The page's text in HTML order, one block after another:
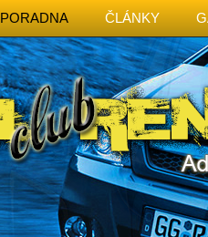
PORADNA ČLÁNKY